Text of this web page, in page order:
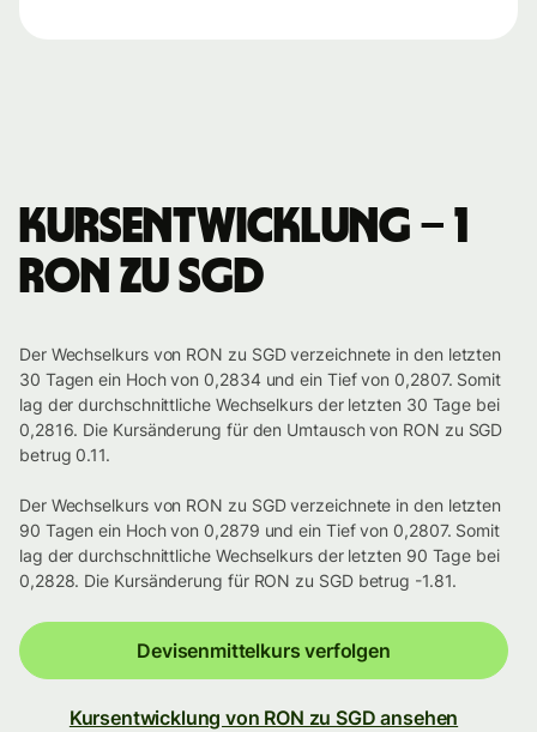
Kursentwicklung – 1
RON zu SGD
Der Wechselkurs von RON zu SGD verzeichnete in den letzten
30 Tagen ein Hoch von 0,2834 und ein Tief von 0,2807. Somit
lag der durchschnittliche Wechselkurs der letzten 30 Tage bei
0,2816. Die Kursänderung für den Umtausch von RON zu SGD
betrug 0.11.
Der Wechselkurs von RON zu SGD verzeichnete in den letzten
90 Tagen ein Hoch von 0,2879 und ein Tief von 0,2807. Somit
lag der durchschnittliche Wechselkurs der letzten 90 Tage bei
0,2828. Die Kursänderung für RON zu SGD betrug -1.81.
Devisenmittelkurs verfolgen
Kursentwicklung von RON zu SGD ansehen